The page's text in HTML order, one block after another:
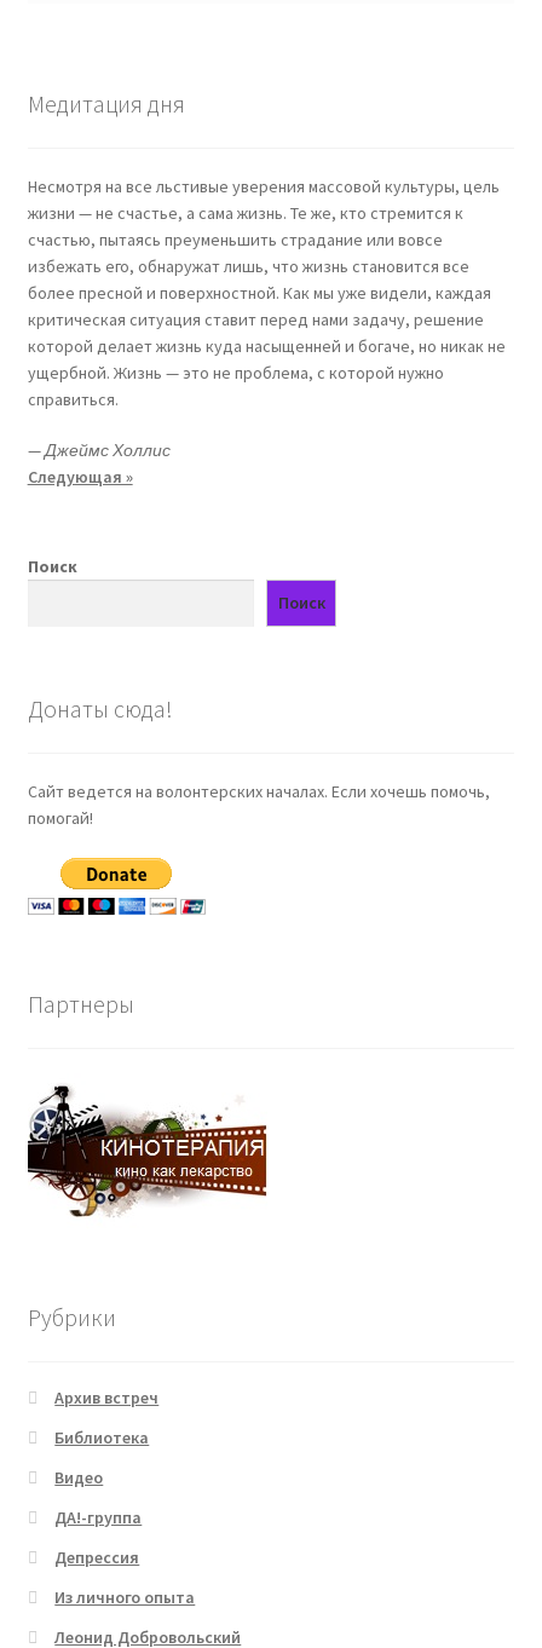
Медитация дня
Несмотря на все льстивые уверения массовой культуры, цель
жизни — не счастье, а сама жизнь. Те же, кто стремится к
счастью, пытаясь преуменьшить страдание или вовсе
избежать его, обнаружат лишь, что жизнь становится все
более пресной и поверхностной. Как мы уже видели, каждая
критическая ситуация ставит перед нами задачу, решение
которой делает жизнь куда насыщенней и богаче, но никак не
ущербной. Жизнь — это не проблема, с которой нужно
справиться.
—Джеймс Холлис
Следующая »
Поиск
Поиск
Донаты сюда!
Сайт ведется на волонтерских началах. Если хочешь помочь,
помогай!
Партнеры
Рубрики
Архив встреч
Библиотека
Видео
ДА!-группа
Депрессия
Из личного опыта
Леонид Добровольский